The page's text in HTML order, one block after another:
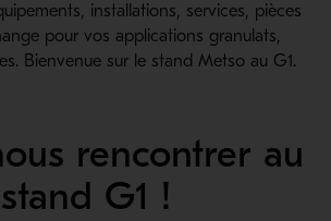
installations, services, pièces
pour vos applications granulats,
Bienvenue sur le stand Metso au G1.
rencontrer au
stand G1 !